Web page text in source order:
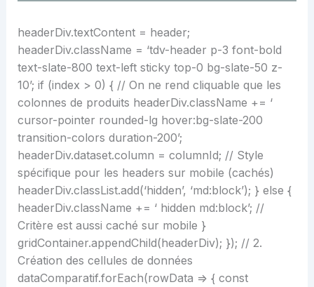
headerDiv.textContent = header;
headerDiv.className = ‘tdv-header p-3 font-bold
text-slate-800 text-left sticky top-0 bg-slate-50 z-
10’; if (index > 0) { // On ne rend cliquable que les
colonnes de produits headerDiv.className += ‘
cursor-pointer rounded-lg hover:bg-slate-200
transition-colors duration-200’;
headerDiv.dataset.column = columnId; // Style
spécifique pour les headers sur mobile (cachés)
headerDiv.classList.add(‘hidden’, ‘md:block’); } else {
headerDiv.className += ‘ hidden md:block’; //
Critère est aussi caché sur mobile }
gridContainer.appendChild(headerDiv); }); // 2.
Création des cellules de données
dataComparatif.forEach(rowData => { const